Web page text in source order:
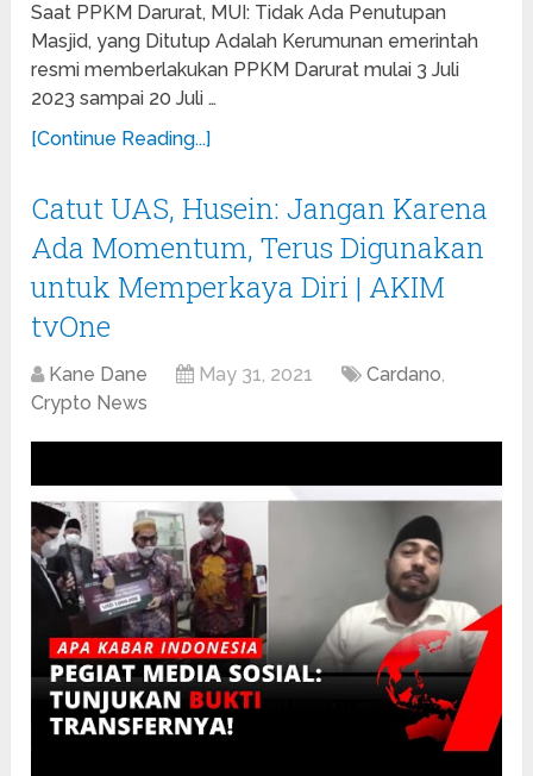
Saat PPKM Darurat, MUI: Tidak Ada Penutupan
Masjid, yang Ditutup Adalah Kerumunan emerintah
resmi memberlakukan PPKM Darurat mulai 3 Juli
2023 sampai 20 Juli …
[Continue Reading...]
Catut UAS, Husein: Jangan Karena
Ada Momentum, Terus Digunakan
untuk Memperkaya Diri | AKIM
tvOne
Kane Dane May 31, 2021 Cardano,
Crypto News